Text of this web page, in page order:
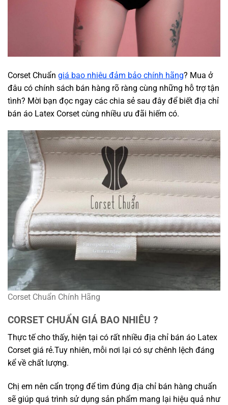
Corset Chuẩn giá bao nhiêu đảm bảo chính hãng? Mua ở
đâu có chính sách bán hàng rõ ràng cùng những hỗ trợ tận
tình? Mời bạn đọc ngay các chia sẻ sau đây để biết địa chỉ
bán áo Latex Corset cùng nhiều ưu đãi hiếm có.
Corset Chuẩn Chính Hãng
CORSET CHUẨN GIÁ BAO NHIÊU ?
Thực tế cho thấy, hiện tại có rất nhiều địa chỉ bán áo Latex
Corset giá rẻ.Tuy nhiên, mỗi nơi lại có sự chênh lệch đáng
kể về chất lượng.
Chị em nên cẩn trọng để tìm đúng địa chỉ bán hàng chuẩn
sẽ giúp quá trình sử dụng sản phẩm mang lại hiệu quả như